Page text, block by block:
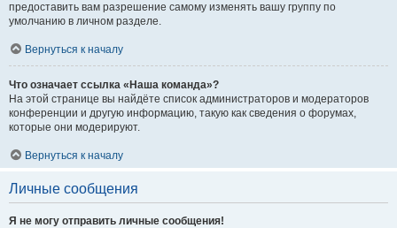
предоставить вам разрешение самому изменять вашу группу по
умолчанию в личном разделе.
Вернуться к началу
Что означает ссылка «Наша команда»?
На этой странице вы найдёте список администраторов и модераторов
конференции и другую информацию, такую как сведения о форумах,
которые они модерируют.
Вернуться к началу
Личные сообщения
Я не могу отправить личные сообщения!